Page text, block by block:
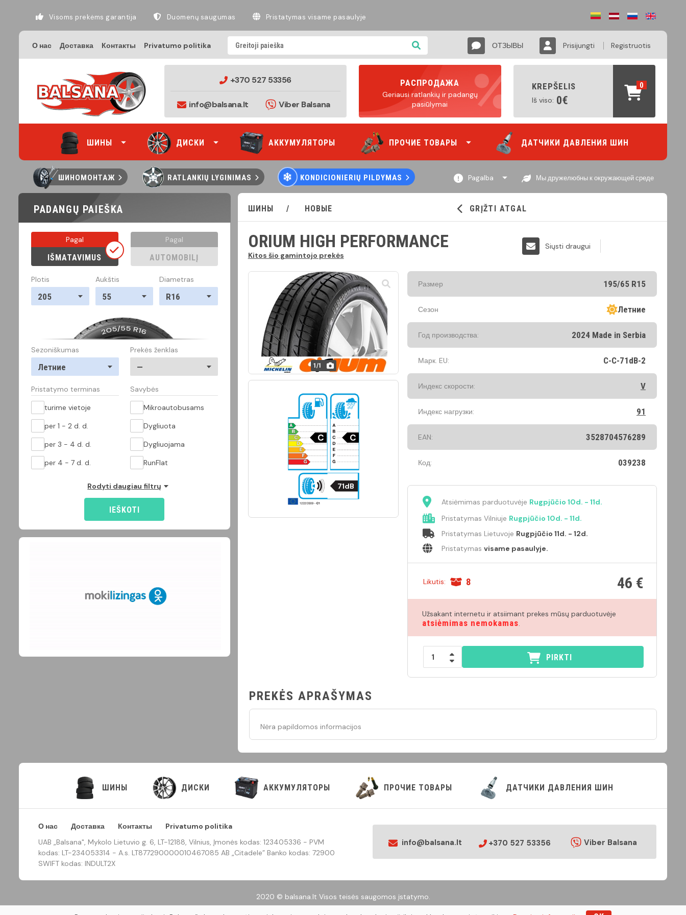
Visoms prekėms garantija Duomenų saugumas Pristatymas visame pasaulyje
О нас Доставка Контакты Privatumo politika ОТЗЫВЫ Prisijungti Registruotis
+370 527 53356
info@balsana.lt Viber Balsana
РАСПРОДАЖА
Geriausi ratlankių ir padangų
pasiūlymai
KREPŠELIS
Iš viso: 0€
0
ШИНЫ ДИСКИ АККУМУЛЯТОРЫ ПРОЧИЕ ТОВАРЫ ДАТЧИКИ ДАВЛЕНИЯ ШИН
ШИНОМОНТАЖ RATLANKIŲ LYGINIMAS KONDICIONIERIŲ PILDYMAS Pagalba Мы дружелюбны к окружающей среде
PADANGŲ PAIEŠKA
Pagal
IŠMATAVIMUS
Pagal
AUTOMOBILĮ
Plotis
205
Aukštis
55
Diametras
R16
Sezoniškumas
Летние
Prekės ženklas
—
Pristatymo terminas
turime vietoje
per 1 - 2 d. d.
per 3 - 4 d. d.
per 4 - 7 d. d.
Savybės
Mikroautobusams
Dygliuota
Dygliuojama
RunFlat
Rodyti daugiau filtrų
IEŠKOTI
ШИНЫ     / НОВЫЕ GRĮŽTI ATGAL
ORIUM HIGH PERFORMANCE
Kitos šio gamintojo prekės
Siųsti draugui
1 /1
C C
71dB
Atsiėmimas parduotuvėje Rugpjūčio 10d. - 11d.
Pristatymas Vilniuje Rugpjūčio 10d. - 11d.
Pristatymas Lietuvoje Rugpjūčio 11d. - 12d.
Pristatymasvisame pasaulyje.
Likutis: 8 46 €
Užsakant internetu ir atsiimant prekes mūsų parduotuvėje
atsiėmimas nemokamas.
PIRKTI
Размер 195/65 R15
Сезон Летние
Год производства: 2024 Made in Serbia
Марк. EU: C-C-71dB-2
Индекс скорости: V
Индекс нагрузки: 91
EAN: 3528704576289
Код: 039238
PREKĖS APRAŠYMAS
Nėra papildomos informacijos
ШИНЫ ДИСКИ АККУМУЛЯТОРЫ ПРОЧИЕ ТОВАРЫ ДАТЧИКИ ДАВЛЕНИЯ ШИН
+370 527 53356
info@balsana.lt Viber Balsana
О нас Доставка Контакты
Privatumo politika
UAB „Balsana", Mykolo Lietuvio g. 6, LT-12188, Vilnius, Įmonės kodas: 123405336 - PVM
kodas: LT-234053314 - A.s. LT877290000010467085 AB „Citadele” Banko kodas: 72900
SWIFT kodas: INDULT2X
2020 © balsana.lt Visos teisės saugomos įstatymo.